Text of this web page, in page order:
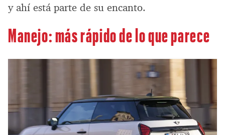
y ahí está parte de su encanto.
Manejo: más rápido de lo que parece